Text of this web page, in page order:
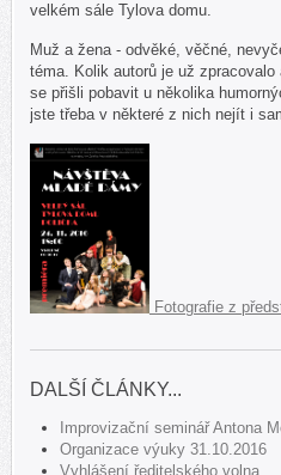
velkém sále Tylova domu.
Muž a žena - odvěké, věčné,
téma. Kolik autorů je už
se přišli pobavit u několika
jste třeba v některé z nich nejít i
Fotografie z
DALŠÍ ČLÁNKY...
Improvizační seminář Antona
Organizace výuky 31.10.2016
Vyhlášení ředitelského volna